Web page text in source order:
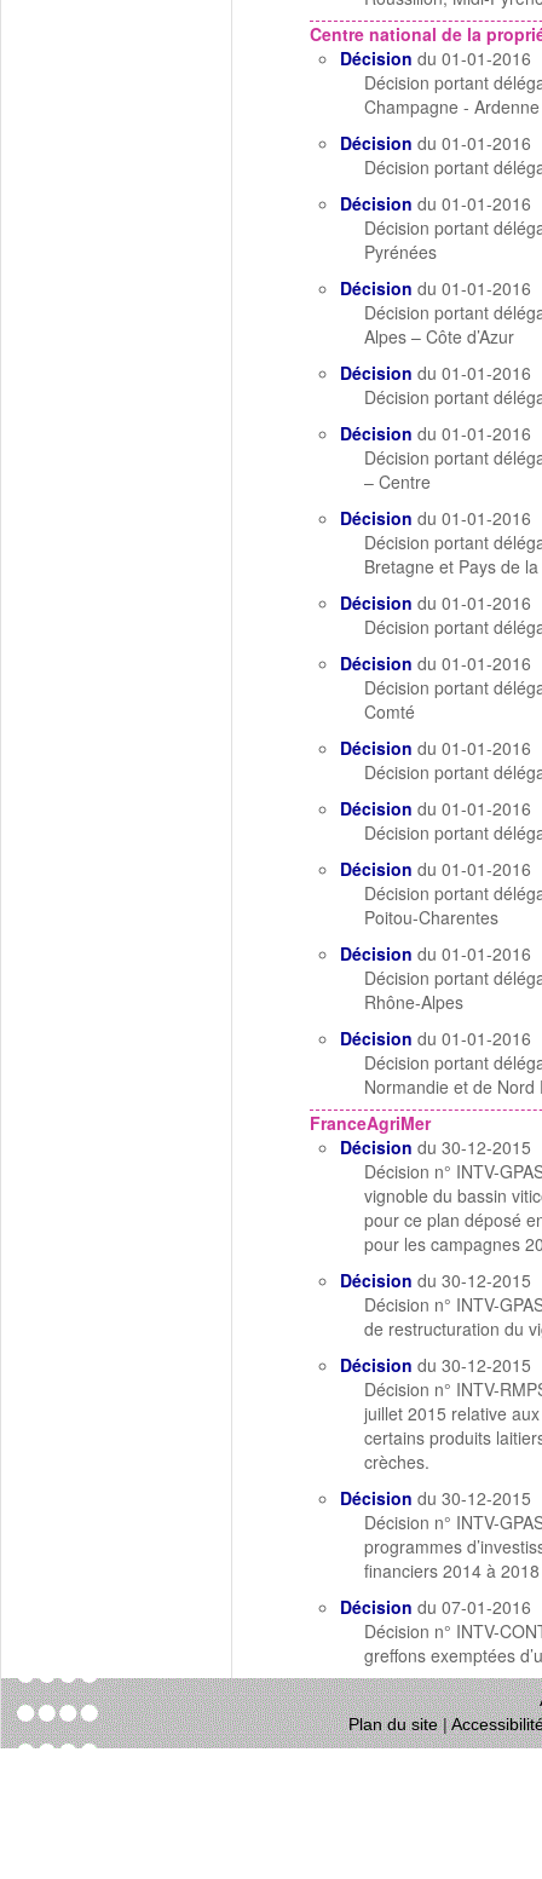
Centre national de la
Décision du 01-01-2016
Décision portant
Champagne -
Décision du 01-01-2016
Décision portant
Décision du 01-01-2016
Décision portant
Pyrénées
Décision du 01-01-2016
Décision portant
Alpes – Côte d’Azur
Décision du 01-01-2016
Décision portant
Décision du 01-01-2016
Décision portant
– Centre
Décision du 01-01-2016
Décision portant
Bretagne et Pays de
Décision du 01-01-2016
Décision portant
Décision du 01-01-2016
Décision portant
Comté
Décision du 01-01-2016
Décision portant
Décision du 01-01-2016
Décision portant
Décision du 01-01-2016
Décision portant
Poitou-Charentes
Décision du 01-01-2016
Décision portant
Rhône-Alpes
Décision du 01-01-2016
Décision portant
Normandie et de
FranceAgriMer
Décision du 30-12-2015
Décision n° INTV-
vignoble du bassin
pour ce plan déposé
pour les campagnes
Décision du 30-12-2015
Décision n° INTV-
de restructuration du
Décision du 30-12-2015
Décision n° INTV-
juillet 2015 relative
certains produits
crèches.
Décision du 30-12-2015
Décision n° INTV-
programmes
financiers 2014 à
Décision du 07-01-2016
Décision n° INTV-
greffons exemptées
Plan du site|